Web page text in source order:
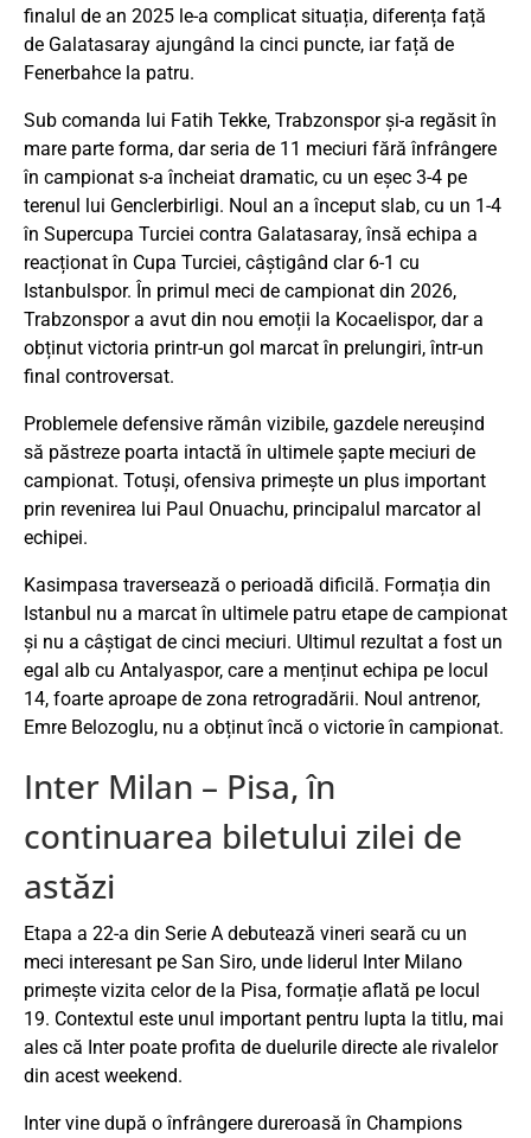
finalul de an 2025 le-a complicat situația, diferența față
de Galatasaray ajungând la cinci puncte, iar față de
Fenerbahce la patru.
Sub comanda lui Fatih Tekke, Trabzonspor și-a regăsit în
mare parte forma, dar seria de 11 meciuri fără înfrângere
în campionat s-a încheiat dramatic, cu un eșec 3-4 pe
terenul lui Genclerbirligi. Noul an a început slab, cu un 1-4
în Supercupa Turciei contra Galatasaray, însă echipa a
reacționat în Cupa Turciei, câștigând clar 6-1 cu
Istanbulspor. În primul meci de campionat din 2026,
Trabzonspor a avut din nou emoții la Kocaelispor, dar a
obținut victoria printr-un gol marcat în prelungiri, într-un
final controversat.
Problemele defensive rămân vizibile, gazdele nereușind
să păstreze poarta intactă în ultimele șapte meciuri de
campionat. Totuși, ofensiva primește un plus important
prin revenirea lui Paul Onuachu, principalul marcator al
echipei.
Kasimpasa traversează o perioadă dificilă. Formația din
Istanbul nu a marcat în ultimele patru etape de campionat
și nu a câștigat de cinci meciuri. Ultimul rezultat a fost un
egal alb cu Antalyaspor, care a menținut echipa pe locul
14, foarte aproape de zona retrogradării. Noul antrenor,
Emre Belozoglu, nu a obținut încă o victorie în campionat.
Inter Milan – Pisa, în
continuarea biletului zilei de
astăzi
Etapa a 22-a din Serie A debutează vineri seară cu un
meci interesant pe San Siro, unde liderul Inter Milano
primește vizita celor de la Pisa, formație aflată pe locul
19. Contextul este unul important pentru lupta la titlu, mai
ales că Inter poate profita de duelurile directe ale rivalelor
din acest weekend.
Inter vine după o înfrângere dureroasă în Champions